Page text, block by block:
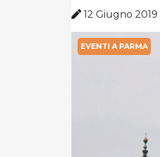
12 Giugno 2019
EVENTI A PARMA